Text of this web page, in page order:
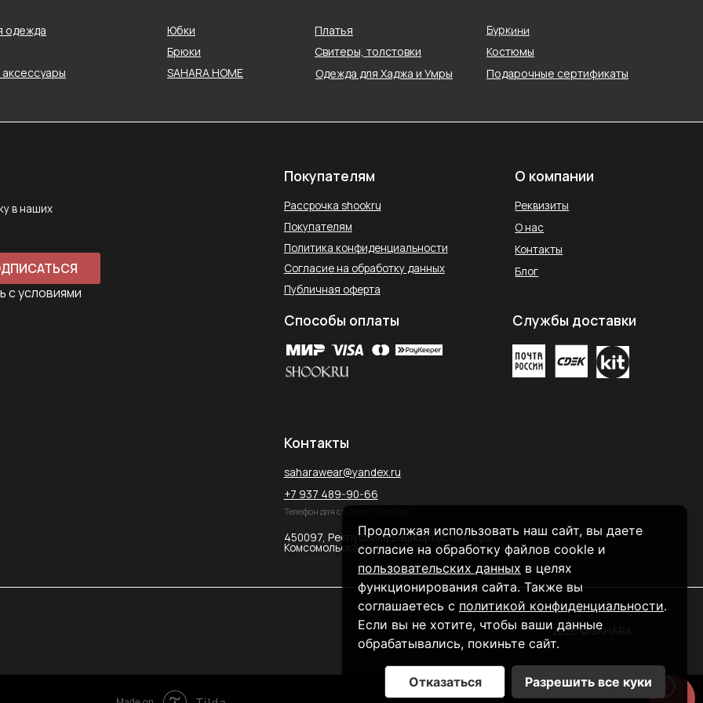
одежда
Юбки
Брюки
SAHARA HOME
Платья
Свитеры, толстовки
Буркини
Костюмы
Подарочные сертификаты
Одежда для Хаджа и Умры
450097, Республика Башкортостан, Уфа,
Комсомольская улица, 2к2
Телефон для связи в WhatsApp
Службы доставки
Способы оплаты
Продолжая использовать наш сайт, вы даете
согласие на обработку файлов cookle и
пользовательских данных в целях
функционирования сайта. Также вы
соглашаетесь с политикой конфиденциальности.
Если вы не хотите, чтобы ваши данные
обрабатывались, покиньте сайт.
Отказаться Разрешить все куки